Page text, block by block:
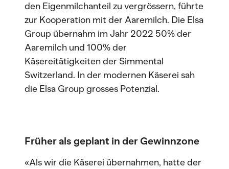
den Eigenmilchanteil zu vergrössern, führte
zur Kooperation mit der Aaremilch. Die Elsa
Group übernahm im Jahr 2022 50% der
Aaremilch und 100% der
Käsereitätigkeiten der Simmental
Switzerland. In der modernen Käserei sah
die Elsa Group grosses Potenzial.
Früher als geplant in der Gewinnzone
«Als wir die Käserei übernahmen, hatte der